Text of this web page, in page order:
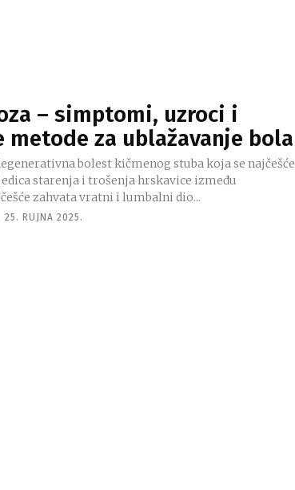
– simptomi, uzroci i
metode za ublažavanje bola
bolest kičmenog stuba koja se najčešće
starenja i trošenja hrskavice između
zahvata vratni i lumbalni dio...
25. RUJNA 2025.